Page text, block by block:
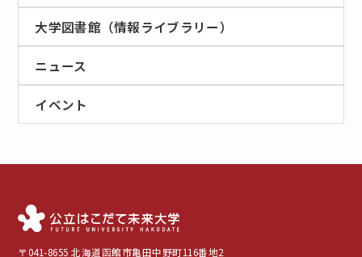
大学図書館（情報ライブラリー）
ニュース
イベント
〒041-8655 北海道函館市亀田中野町116番地2